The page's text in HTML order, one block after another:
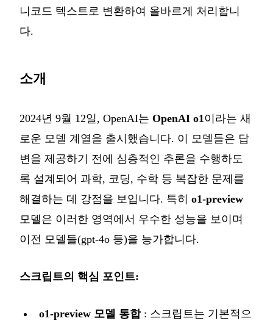
니코드 텍스트로 변환하여 올바르게 처리합니
다.
소개
2024년 9월 12일, OpenAI는 OpenAI o1이라는 새
로운 모델 계열을 출시했습니다. 이 모델들은 답
변을 제공하기 전에 심층적인 추론을 수행하도
록 설계되어 과학, 코딩, 수학 등 복잡한 문제를
해결하는 데 강점을 보입니다. 특히 o1-preview
모델은 이러한 영역에서 우수한 성능을 보이며
이전 모델들(gpt-4o 등)을 능가합니다.
스크립트의 핵심 포인트:
o1-preview 모델 통합: 스크립트는 기본적으